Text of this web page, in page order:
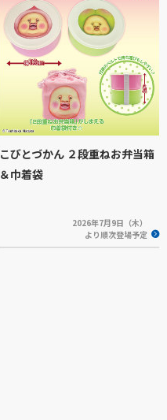
こびとづかん ２段重ねお弁当箱
＆巾着袋
2026年7月9日（木）
より順次登場予定